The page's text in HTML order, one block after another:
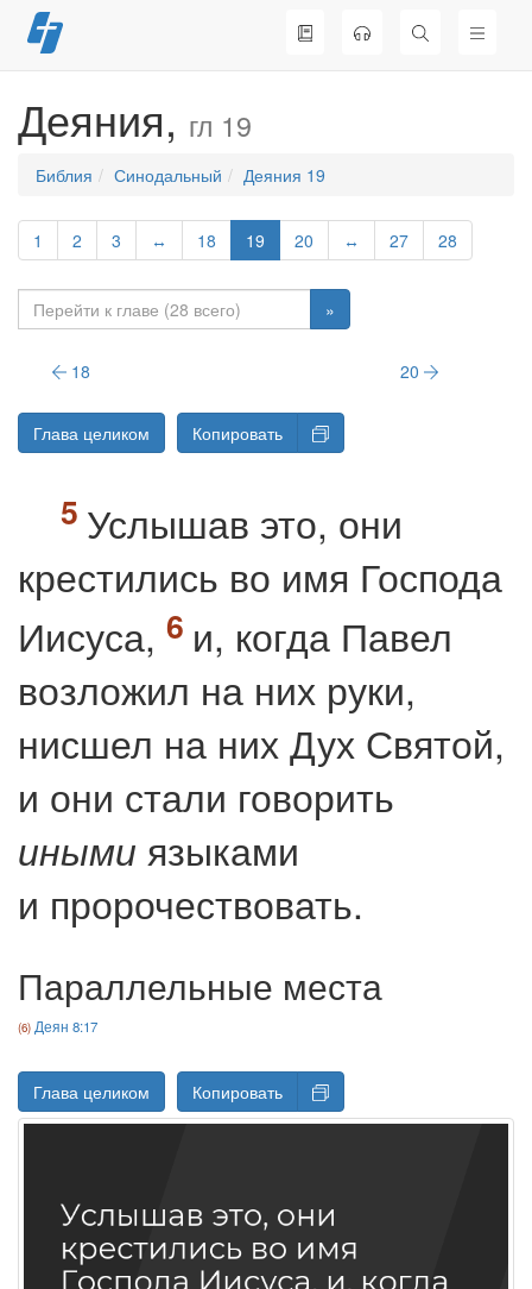
Перейти
к
Деяния, гл 19
Библия Синодальный Деяния 19
1 2 3 ↔ 18 19 20 ↔ 27 28
»
18 20
Глава целиком Копировать
Услышав это, они
крестились во имя Господа
Иисуса,
и, когда Павел
возложил на них руки,
нисшел на них Дух Святой,
и они стали говорить
иными языками
и пророчествовать.
Параллельные места
Деян 8:17
Глава целиком Копировать